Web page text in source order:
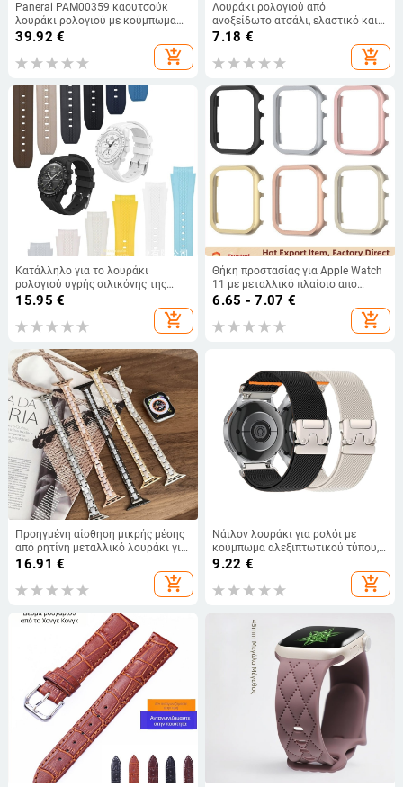
Panerai PAM00359 καουτσούκ
λουράκι ρολογιού με κούμπωμα
πεταλούδας
39.92 €
add_shopping_cart
Λουράκι ρολογιού από
ανοξείδωτο ατσάλι, ελαστικό και
τηλεσκοπικό (Υλικό: Ανοξείδωτο
τηλεσκοπικό; Έτος/Σεζόν:
7.18 €
add_shopping_cart
Κατάλληλο για το λουράκι
ρολογιού υγρής σιλικόνης της
Swatch Omega, το Original Curved
15.95 €
add_shopping_cart
Θήκη προστασίας για Apple Watch
11 με μεταλλικό πλαίσιο από
κράμα αλουμινίου Iwatch8910
6.65 - 7.07 €
add_shopping_cart
Προηγμένη αίσθηση μικρής μέσης
από ρητίνη μεταλλικό λουράκι για
Apple Watch10 Apple Watch
16.91 €
add_shopping_cart
Νάιλον λουράκι για ρολόι με
κούμπωμα αλεξιπτωτικού τύπου,
18/20/22 mm, συμβατό με Huawei
9.22 €
add_shopping_cart